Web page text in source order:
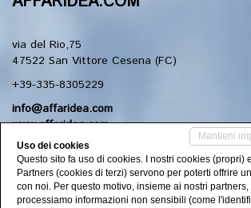
via del Rio,75
47522 San Vittore Cesena (FC)
+39-335-8305229
info@affaridea.com
www.affaridea.com
Social Networks
Mantieni
Uso dei cookies
Questo sito fa uso di cookies. I nostri cookies (propri)
Partners (cookies di terzi) servono per poterti offrire
con noi. Per questo motivo, insieme ai nostri
processiamo informazioni non sensibili (come